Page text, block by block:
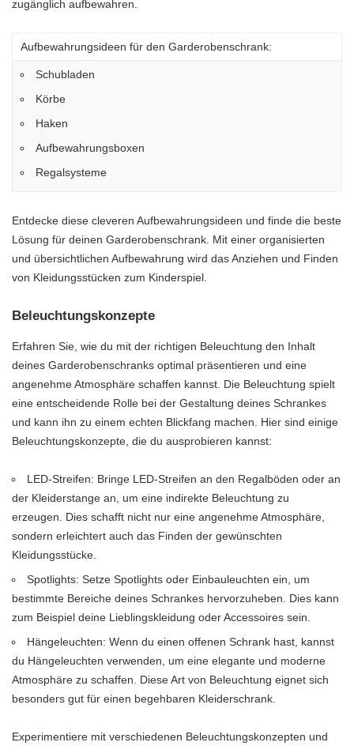
zugänglich aufbewahren.
Aufbewahrungsideen für den Garderobenschrank:
Schubladen
Körbe
Haken
Aufbewahrungsboxen
Regalsysteme
Entdecke diese cleveren Aufbewahrungsideen und finde die beste
Lösung für deinen Garderobenschrank. Mit einer organisierten
und übersichtlichen Aufbewahrung wird das Anziehen und Finden
von Kleidungsstücken zum Kinderspiel.
Beleuchtungskonzepte
Erfahren Sie, wie du mit der richtigen Beleuchtung den Inhalt
deines Garderobenschranks optimal präsentieren und eine
angenehme Atmosphäre schaffen kannst. Die Beleuchtung spielt
eine entscheidende Rolle bei der Gestaltung deines Schrankes
und kann ihn zu einem echten Blickfang machen. Hier sind einige
Beleuchtungskonzepte, die du ausprobieren kannst:
LED-Streifen: Bringe LED-Streifen an den Regalböden oder an
der Kleiderstange an, um eine indirekte Beleuchtung zu
erzeugen. Dies schafft nicht nur eine angenehme Atmosphäre,
sondern erleichtert auch das Finden der gewünschten
Kleidungsstücke.
Spotlights: Setze Spotlights oder Einbauleuchten ein, um
bestimmte Bereiche deines Schrankes hervorzuheben. Dies kann
zum Beispiel deine Lieblingskleidung oder Accessoires sein.
Hängeleuchten: Wenn du einen offenen Schrank hast, kannst
du Hängeleuchten verwenden, um eine elegante und moderne
Atmosphäre zu schaffen. Diese Art von Beleuchtung eignet sich
besonders gut für einen begehbaren Kleiderschrank.
Experimentiere mit verschiedenen Beleuchtungskonzepten und